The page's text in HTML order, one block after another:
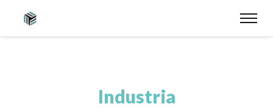
Industria